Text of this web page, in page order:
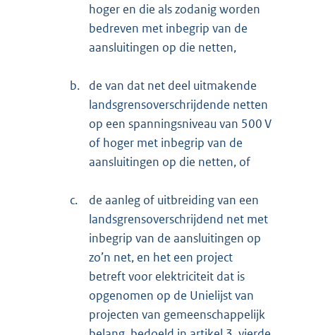
hoger en die als zodanig worden
bedreven met inbegrip van de
aansluitingen op die netten,
b.
de van dat net deel uitmakende
landsgrensoverschrijdende netten
op een spanningsniveau van 500 V
of hoger met inbegrip van de
aansluitingen op die netten, of
c.
de aanleg of uitbreiding van een
landsgrensoverschrijdend net met
inbegrip van de aansluitingen op
zo’n net, en het een project
betreft voor elektriciteit dat is
opgenomen op de Unielijst van
projecten van gemeenschappelijk